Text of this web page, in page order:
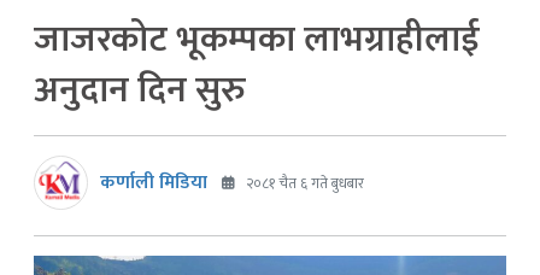
जाजरकोट भूकम्पका लाभग्राहीलाई
अनुदान दिन सुरु
कर्णाली मिडिया २०८१ चैत ६ गते बुधबार